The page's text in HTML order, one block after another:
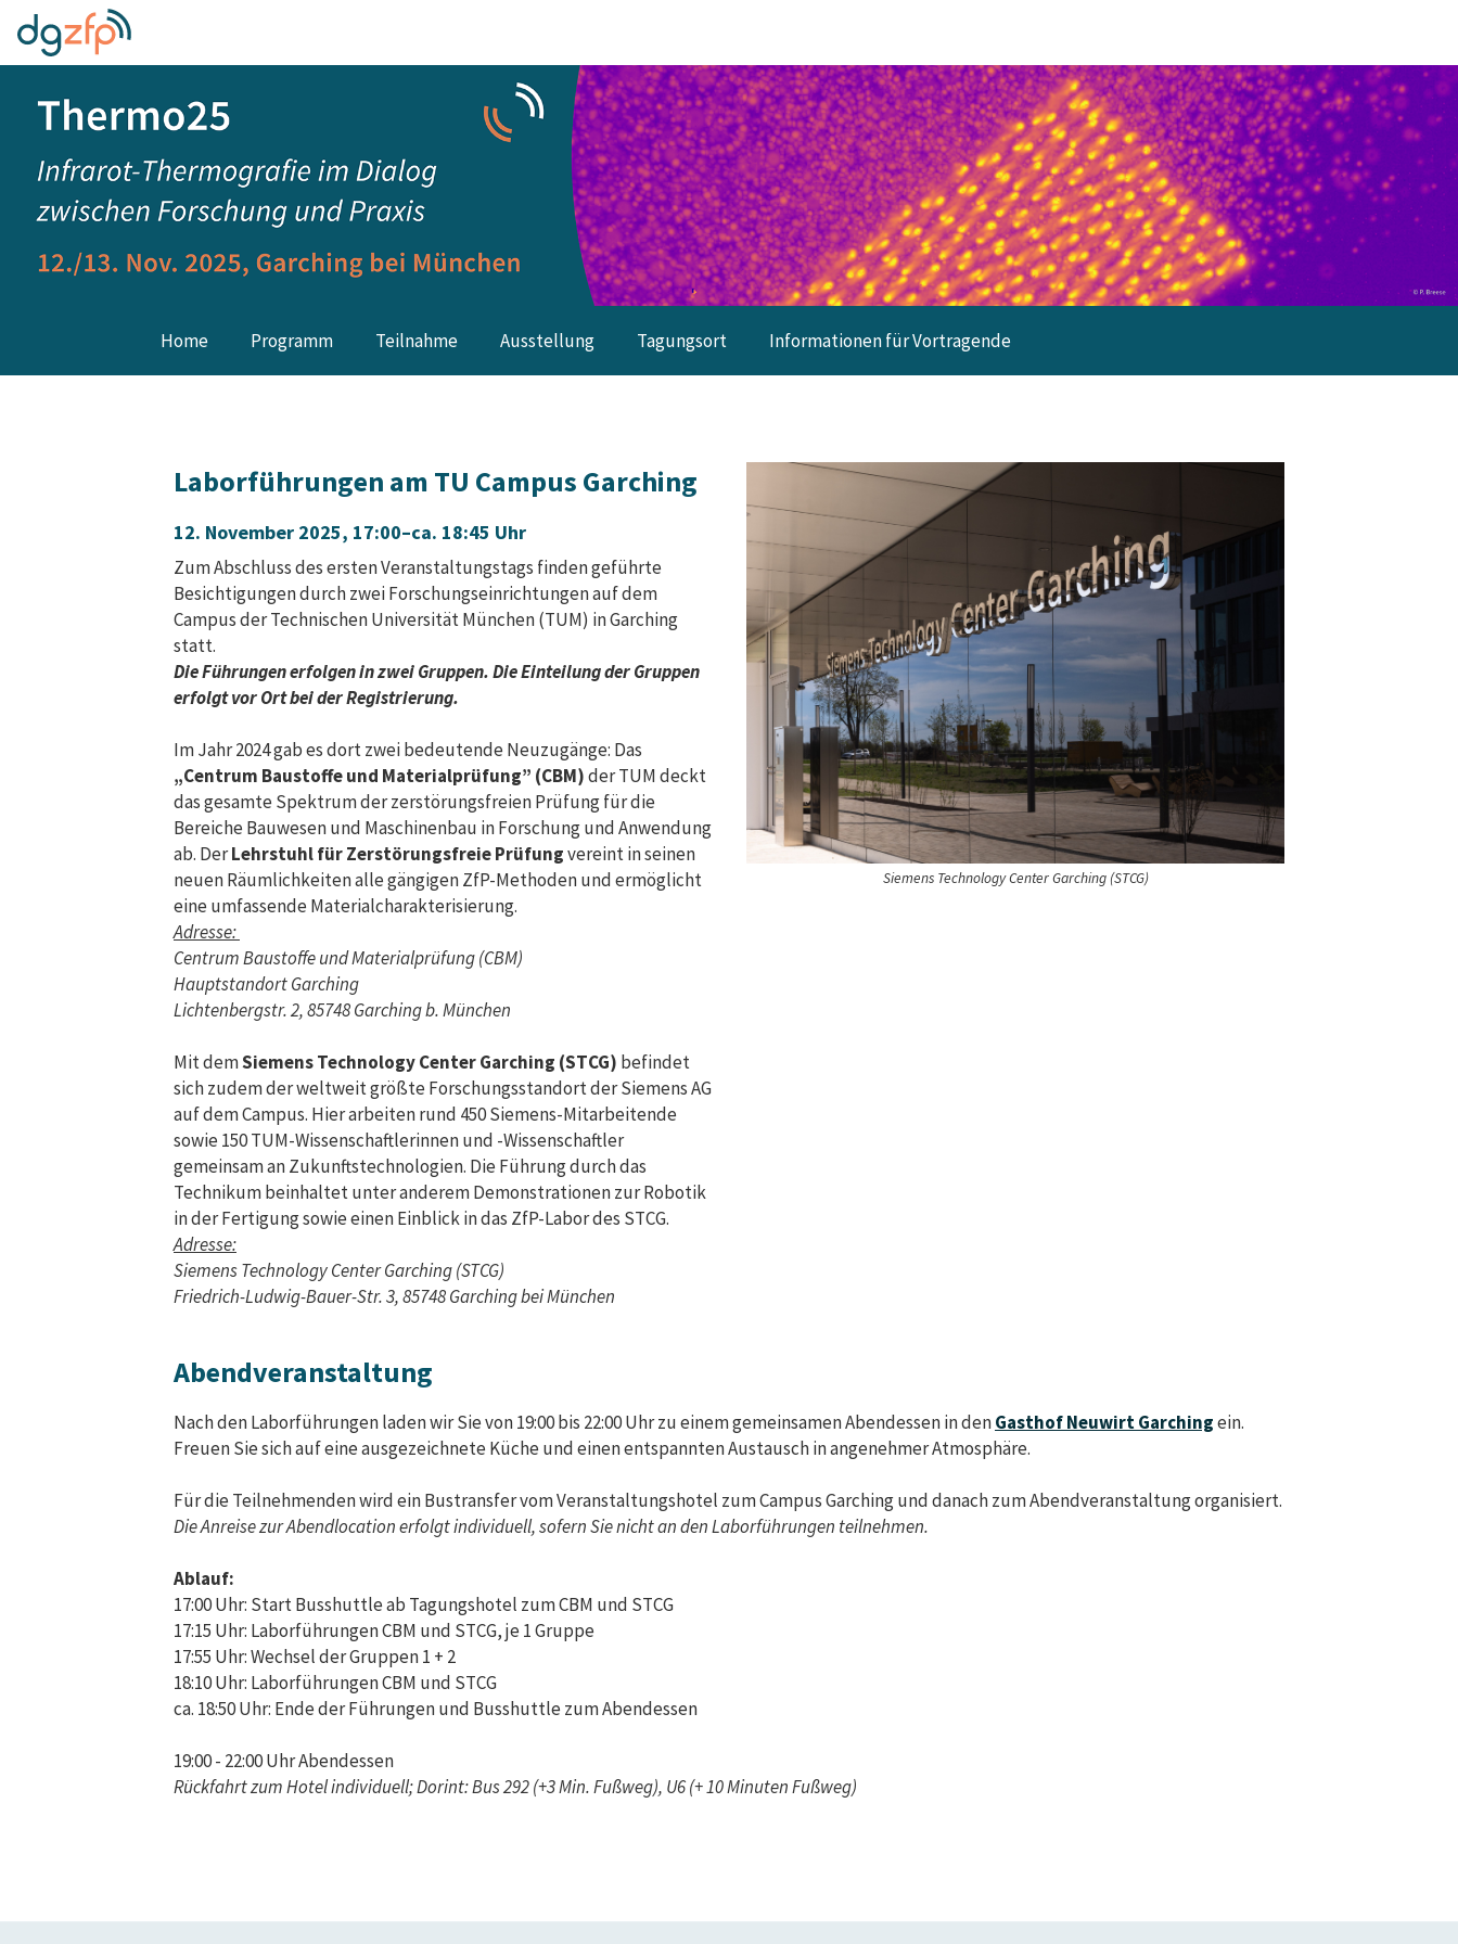
Home Programm Teilnahme Ausstellung Tagungsort Informationen für Vortragende
Laborführungen am TU Campus Garching
12. November 2025, 17:00–ca. 18:45 Uhr
Zum Abschluss des ersten Veranstaltungstags finden geführte
Besichtigungen durch zwei Forschungseinrichtungen auf dem
Campus der Technischen Universität München (TUM) in Garching
statt.
Die Führungen erfolgen in zwei Gruppen. Die Einteilung der Gruppen
erfolgt vor Ort bei der Registrierung.
Im Jahr 2024 gab es dort zwei bedeutende Neuzugänge: Das
„Centrum Baustoffe und Materialprüfung” (CBM)der TUM deckt
das gesamte Spektrum der zerstörungsfreien Prüfung für die
Bereiche Bauwesen und Maschinenbau in Forschung und Anwendung
ab. DerLehrstuhl für Zerstörungsfreie Prüfungvereint in seinen
neuen Räumlichkeiten alle gängigen ZfP-Methoden und ermöglicht
eine umfassende Materialcharakterisierung.
Adresse:
Centrum Baustoffe und Materialprüfung (CBM)
Hauptstandort Garching
Lichtenbergstr. 2, 85748 Garching b. München
Mit demSiemens Technology Center Garching (STCG) befindet
sich zudem der weltweit größte Forschungsstandort der Siemens AG
auf dem Campus. Hier arbeiten rund 450 Siemens-Mitarbeitende
sowie 150 TUM-Wissenschaftlerinnen und -Wissenschaftler
gemeinsam an Zukunftstechnologien. Die Führung durch das
Technikum beinhaltet unter anderem Demonstrationen zur Robotik
in der Fertigung sowie einen Einblick in das ZfP-Labor des STCG.
Adresse:
Siemens Technology Center Garching (STCG)
Friedrich-Ludwig-Bauer-Str. 3, 85748 Garching bei München
Siemens Technology Center Garching (STCG)
Abendveranstaltung
Nach den Laborführungen laden wir Sie von 19:00 bis 22:00 Uhr zu einem gemeinsamen Abendessen in denGasthof Neuwirt Garchingein.
Freuen Sie sich auf eine ausgezeichnete Küche und einen entspannten Austausch in angenehmer Atmosphäre.
Für die Teilnehmenden wird ein Bustransfer vom Veranstaltungshotel zum Campus Garching und danach zum Abendveranstaltung organisiert.
Die Anreise zur Abendlocation erfolgt individuell, sofern Sie nicht an den Laborführungen teilnehmen.
Ablauf:
17:00 Uhr: Start Busshuttle ab Tagungshotel zum CBM und STCG
17:15 Uhr: Laborführungen CBM und STCG, je 1 Gruppe
17:55 Uhr: Wechsel der Gruppen 1 + 2
18:10 Uhr: Laborführungen CBM und STCG
ca. 18:50 Uhr: Ende der Führungen und Busshuttle zum Abendessen
19:00 - 22:00 Uhr Abendessen
Rückfahrt zum Hotel individuell; Dorint: Bus 292 (+3 Min. Fußweg), U6 (+ 10 Minuten Fußweg)